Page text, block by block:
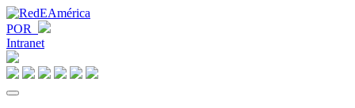
POR
Intranet